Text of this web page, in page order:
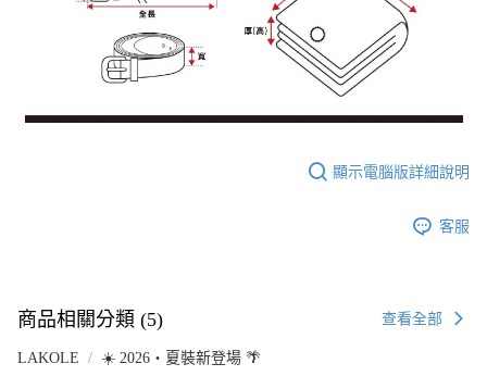
顯示電腦版詳細說明
客服
商品相關分類 (5) 查看全部
LAKOLE ☀️ 2026・夏裝新登場 🌴